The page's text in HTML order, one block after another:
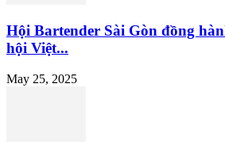
Hội Bartender Sài Gòn đồng
hội Việt...
May 25, 2025